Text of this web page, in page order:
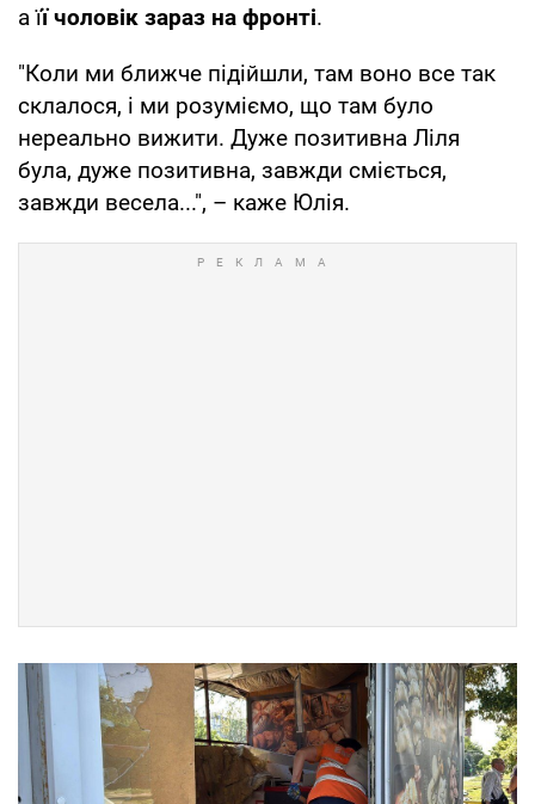
а її чоловік зараз на фронті.
"Коли ми ближче підійшли, там воно все так
склалося, і ми розуміємо, що там було
нереально вижити. Дуже позитивна Ліля
була, дуже позитивна, завжди сміється,
завжди весела...", – каже Юлія.